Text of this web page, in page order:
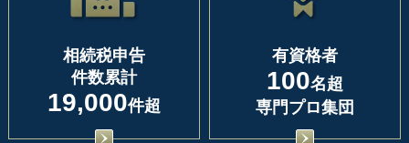
相続税申告
件数累計
19,000件超
有資格者
100名超
専門プロ集団